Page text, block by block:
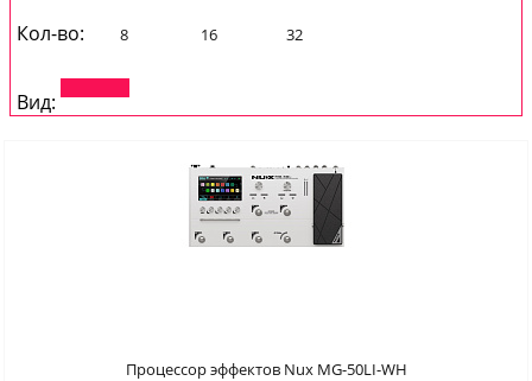
Кол-во: 8 16 32
Вид:
Процессор эффектов Nux MG-50LI-WH